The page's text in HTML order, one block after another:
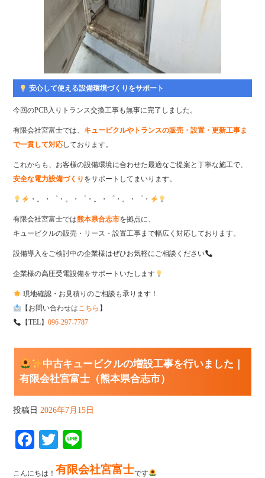
安心して使える設備環境づくりをサポート
今回のPCB入りトランス交換工事も無事に完了しました。
有限会社宮富士では、 キュービクルやトランスの販売・設置・更新工事ま
で一貫して対応しております。
これからも、お客様の設備環境に合わせた最適なご提案と丁寧な施工で、
安全な電力設備づくり をサポートしてまいります。
・。・゜・。・゜・。・゜・。・゜・
有限会社宮富士では熊本県合志市を拠点に、
キュービクルの販売・リース・設置工事まで幅広く対応しております。
設備導入をご検討中の企業様はぜひお気軽にご相談ください
企業様の高圧受電設備をサポートいたします
現地確認・お見積りのご相談も承ります！
【お問い合わせはこちら 】
【TEL】096-297-7787
中古キュービクルの増設工事を行いました｜
有限会社宮富士（熊本県合志市）
投稿日 2026年7月15日
Fa T
wi ne
こんにちは！有限会社宮富士です